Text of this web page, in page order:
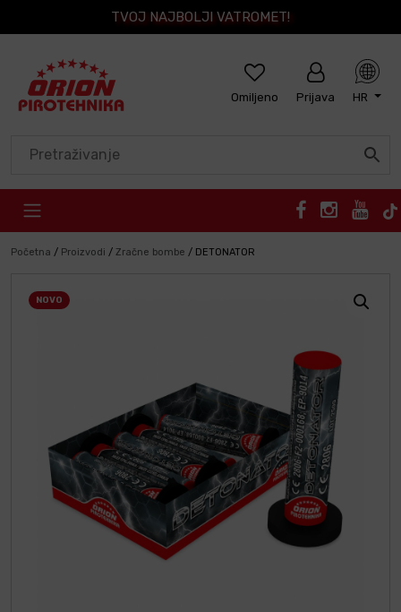
TVOJ NAJBOLJI VATROMET!
Omiljeno Prijava HR
Početna / Proizvodi / Zračne bombe / DETONATOR
NOVO